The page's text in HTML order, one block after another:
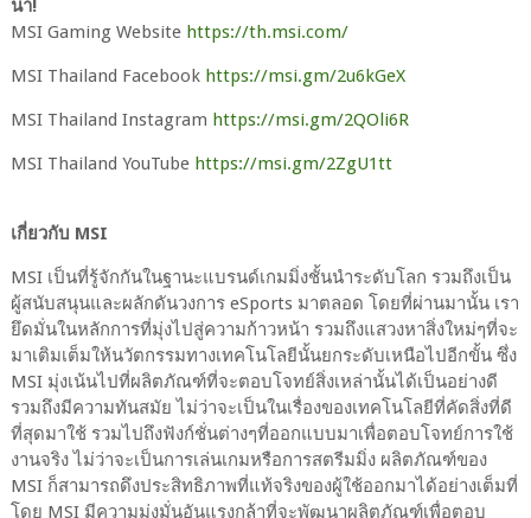
นา!
MSI Gaming Website https://th.msi.com/
MSI Thailand Facebook https://msi.gm/2u6kGeX
MSI Thailand Instagram https://msi.gm/2QOli6R
MSI Thailand YouTube https://msi.gm/2ZgU1tt
เกี่ยวกับ MSI
MSI เป็นที่รู้จักกันในฐานะแบรนด์เกมมิ่งชั้นนำระดับโลก รวมถึงเป็น
ผู้สนับสนุนและผลักดันวงการ eSports มาตลอด โดยที่ผ่านมานั้น เรา
ยึดมั่นในหลักการที่มุ่งไปสู่ความก้าวหน้า รวมถึงแสวงหาสิ่งใหม่ๆที่จะ
มาเติมเต็มให้นวัตกรรมทางเทคโนโลยีนั้นยกระดับเหนือไปอีกขั้น ซึ่ง
MSI มุ่งเน้นไปที่ผลิตภัณฑ์ที่จะตอบโจทย์สิ่งเหล่านั้นได้เป็นอย่างดี
รวมถึงมีความทันสมัย ไม่ว่าจะเป็นในเรื่องของเทคโนโลยีที่คัดสิ่งที่ดี
ที่สุดมาใช้ รวมไปถึงฟังก์ชั่นต่างๆที่ออกแบบมาเพื่อตอบโจทย์การใช้
งานจริง ไม่ว่าจะเป็นการเล่นเกมหรือการสตรีมมิ่ง ผลิตภัณฑ์ของ
MSI ก็สามารถดึงประสิทธิภาพที่แท้จริงของผู้ใช้ออกมาได้อย่างเต็มที่
โดย MSI มีความมุ่งมั่นอันแรงกล้าที่จะพัฒนาผลิตภัณฑ์เพื่อตอบ